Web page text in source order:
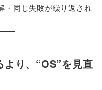
・同じ失敗が繰り返され
り、“OS”を見直